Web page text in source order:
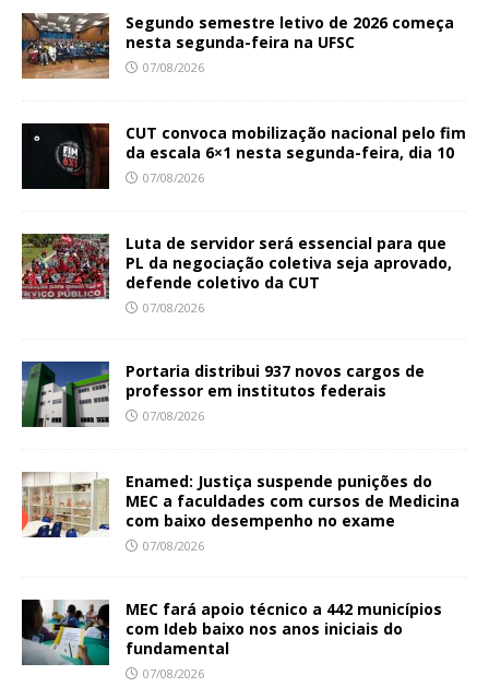
Segundo semestre letivo de 2026 começa
nesta segunda-feira na UFSC
07/08/2026
CUT convoca mobilização nacional pelo fim
da escala 6×1 nesta segunda-feira, dia 10
07/08/2026
Luta de servidor será essencial para que
PL da negociação coletiva seja aprovado,
defende coletivo da CUT
07/08/2026
Portaria distribui 937 novos cargos de
professor em institutos federais
07/08/2026
Enamed: Justiça suspende punições do
MEC a faculdades com cursos de Medicina
com baixo desempenho no exame
07/08/2026
MEC fará apoio técnico a 442 municípios
com Ideb baixo nos anos iniciais do
fundamental
07/08/2026